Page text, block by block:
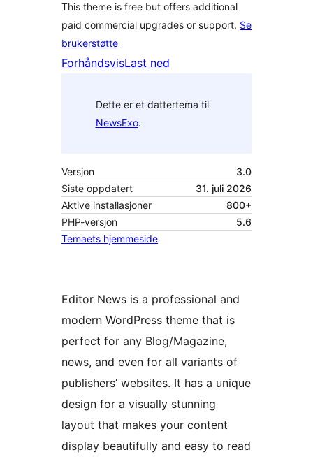
This theme is free but offers additional
paid commercial upgrades or support. Se
brukerstøtte
ForhåndsvisLast ned
Dette er et dattertema til
NewsExo.
Versjon
3.0
Siste oppdatert
31. juli 2026
Aktive installasjoner
800+
PHP-versjon
5.6
Temaets hjemmeside
Editor News is a professional and
modern WordPress theme that is
perfect for any Blog/Magazine,
news, and even for all variants of
publishers’ websites. It has a unique
design for a visually stunning
layout that makes your content
display beautifully and easy to read